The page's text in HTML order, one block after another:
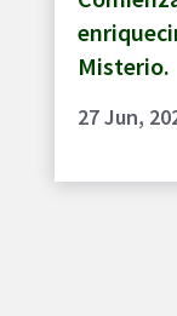
Misterio.
27 Jun,